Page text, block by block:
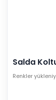
Salda
Renkler